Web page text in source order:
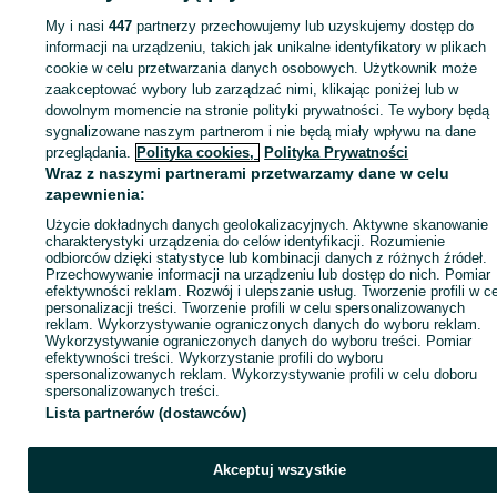
Zaloguj się lub załóż konto na OLX, aby skontaktować się z
sprzedającym
Zaloguj się / Załóż konto
My i nasi447 partnerzy przechowujemy lub uzyskujemy dostęp do
informacji na urządzeniu, takich jak unikalne identyfikatory w plikach
cookie w celu przetwarzania danych osobowych. Użytkownik może
zaakceptować wybory lub zarządzać nimi, klikając poniżej lub w
dowolnym momencie na stronie polityki prywatności. Te wybory będą
sygnalizowane naszym partnerom i nie będą miały wpływu na dane
przeglądania. Polityka cookies, Polityka Prywatności
Wraz z naszymi partnerami przetwarzamy dane w celu
zapewnienia:
Użycie dokładnych danych geolokalizacyjnych. Aktywne skanowanie
charakterystyki urządzenia do celów identyfikacji. Rozumienie
odbiorców dzięki statystyce lub kombinacji danych z różnych źródeł.
Przechowywanie informacji na urządzeniu lub dostęp do nich. Pomiar
efektywności reklam. Rozwój i ulepszanie usług. Tworzenie profili w
personalizacji treści. Tworzenie profili w celu spersonalizowanych
reklam. Wykorzystywanie ograniczonych danych do wyboru reklam.
Wykorzystywanie ograniczonych danych do wyboru treści. Pomiar
efektywności treści. Wykorzystanie profili do wyboru
spersonalizowanych reklam. Wykorzystywanie profili w celu doboru
spersonalizowanych treści.
Lista partnerów (dostawców)
Akceptuj wszystkie